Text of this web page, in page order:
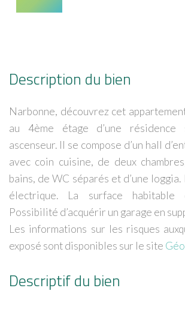
Description du bien
Narbonne, découvrez cet
au 4ème étage d’une résidence
ascenseur. Il se compose d’un hall
avec coin cuisine, de deux
bains, de WC séparés et d’une
électrique. La surface habitable
Possibilité d’acquérir un garage en
Les informations sur les risques
exposé sont disponibles sur le site
Descriptif du bien